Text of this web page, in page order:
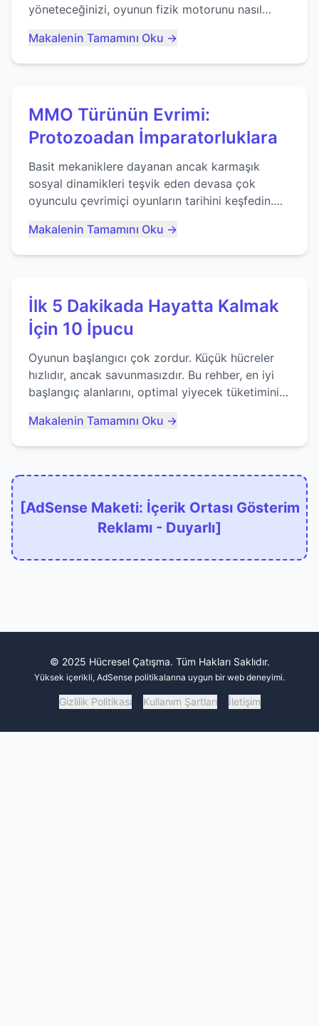
yöneteceğinizi, oyunun fizik motorunu nasıl
ustalaşacağınızı öğrenin...
Makalenin Tamamını Oku →
MMO Türünün Evrimi:
Protozoadan İmparatorluklara
Basit mekaniklere dayanan ancak karmaşık
sosyal dinamikleri teşvik eden devasa çok
oyunculu çevrimiçi oyunların tarihini keşfedin.
Makalenin Tamamını Oku →
İlk 5 Dakikada Hayatta Kalmak
İçin 10 İpucu
Oyunun başlangıcı çok zordur. Küçük hücreler
hızlıdır, ancak savunmasızdır. Bu rehber, en iyi
başlangıç alanlarını, optimal yiyecek tüketimini
kaçınacağınızı anlatıyor...
Makalenin Tamamını Oku →
[AdSense Maketi: İçerik Ortası Gösterim
Reklamı - Duyarlı]
© 2025 Hücresel Çatışma. Tüm Hakları Saklıdır.
Yüksek içerikli, AdSense politikalarına uygun bir web deneyimi.
Gizlilik Politikası Kullanım Şartları İletişim